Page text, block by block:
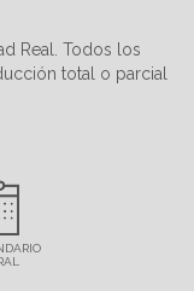
Real. Todos los
total o parcial